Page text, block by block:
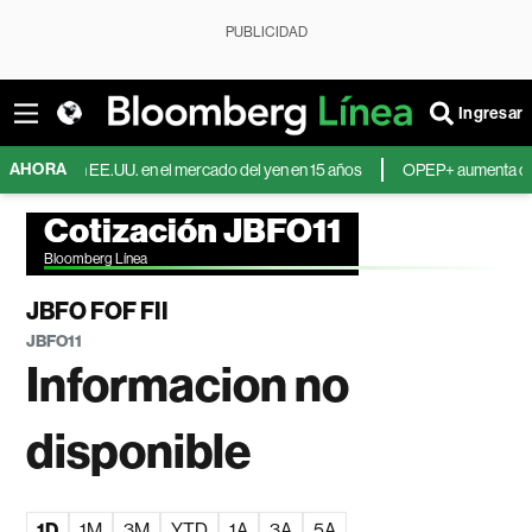
PUBLICIDAD
Ingresar
AHORA
EE.UU. en el mercado del yen en 15 años OPEP+ aumenta cuotas
Cotización JBFO11
Bloomberg Línea
JBFO FOF FII
JBFO11
Informacion no
disponible